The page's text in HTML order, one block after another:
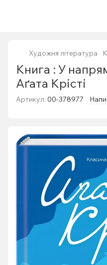
Художня література
Книга : У
Аґата Крісті
Артикул: 00-378977